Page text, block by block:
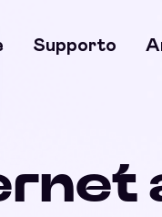
Supporto